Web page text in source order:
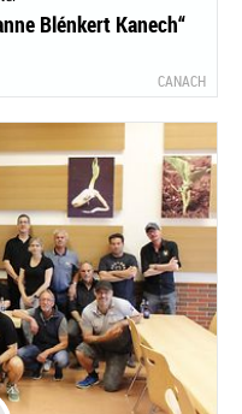
Blénkert Kanech“
CANACH